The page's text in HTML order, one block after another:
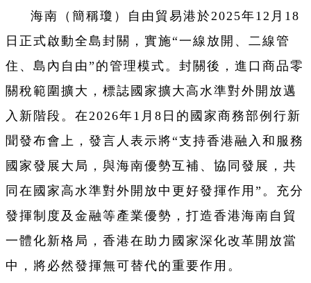
海南（簡稱瓊）自由貿易港於2025年12月18
日正式啟動全島封關，實施“一線放開、二線管
住、島內自由”的管理模式。封關後，進口商品零
關稅範圍擴大，標誌國家擴大高水準對外開放邁
入新階段。在2026年1月8日的國家商務部例行新
聞發布會上，發言人表示將“支持香港融入和服務
國家發展大局，與海南優勢互補、協同發展，共
同在國家高水準對外開放中更好發揮作用”。充分
發揮制度及金融等產業優勢，打造香港海南自貿
一體化新格局，香港在助力國家深化改革開放當
中，將必然發揮無可替代的重要作用。